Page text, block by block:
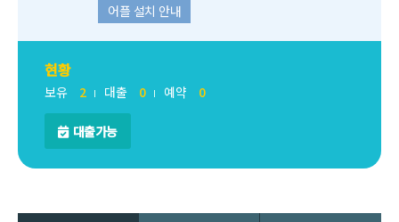
어플 설치 안내
현황
보유 2 대출 0 예약 0
대출가능